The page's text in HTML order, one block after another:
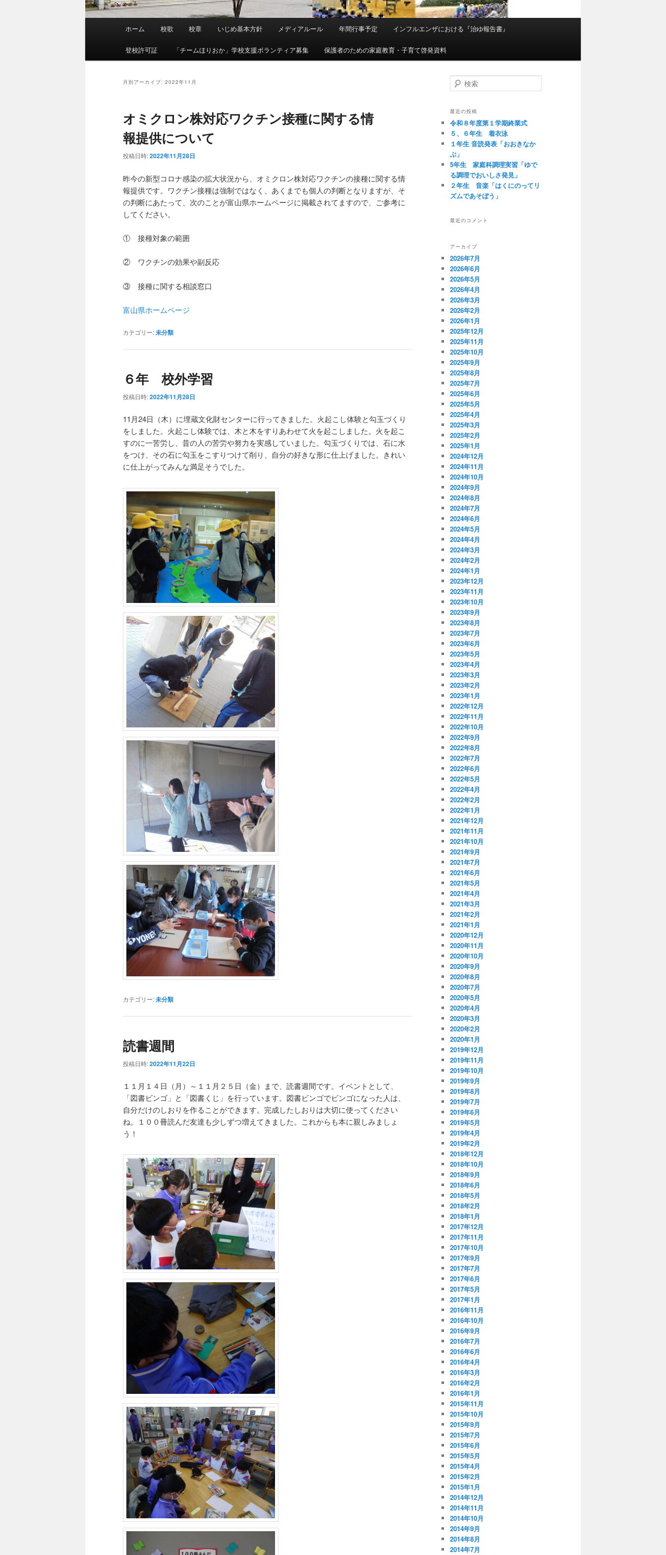
メ
ホーム 校歌 校章 いじめ基本方針 メディアルール 年間行事予定 インフルエンザにおける『治ゆ報告書』
登校許可証 「チームほりおか」学校支援ボランティア募集 保護者のための家庭教育・子育て啓発資料
月別アーカイブ: 2022年11月
オミクロン株対応ワクチン接種に関する情
報提供について
投稿日時:2022年11月28日
昨今の新型コロナ感染の拡大状況から、オミクロン株対応ワクチンの接種に関する情
報提供です。ワクチン接種は強制ではなく、あくまでも個人の判断となりますが、そ
の判断にあたって、次のことが富山県ホームページに掲載されてますので、ご参考に
してください。
① 接種対象の範囲
② ワクチンの効果や副反応
③ 接種に関する相談窓口
富山県ホームページ
カテゴリー:未分類
６年 校外学習
投稿日時:2022年11月28日
11月24日（木）に埋蔵文化財センターに行ってきました。火起こし体験と勾玉づくり
をしました。火起こし体験では、木と木をすりあわせて火を起こしました。火を起こ
すのに一苦労し、昔の人の苦労や努力を実感していました。勾玉づくりでは、石に水
をつけ、その石に勾玉をこすりつけて削り、自分の好きな形に仕上げました。きれい
に仕上がってみんな満足そうでした。
カテゴリー:未分類
読書週間
投稿日時:2022年11月22日
１１月１４日（月）～１１月２５日（金）まで、読書週間です。イベントとして、
「図書ビンゴ」と「図書くじ」を行っています。図書ビンゴでビンゴになった人は、
自分だけのしおりを作ることができます。完成したしおりは大切に使ってください
ね。１００冊読んだ友達も少しずつ増えてきました。これからも本に親しみましょ
う！
検
索
最近の投稿
令和８年度第１学期終業式
５、６年生 着衣泳
１年生 音読発表「おおきなか
ぶ」
5年生 家庭科調理実習「ゆで
る調理でおいしさ発見」
２年生 音楽「はくにのってリ
ズムであそぼう」
最近のコメント
アーカイブ
2026年7月
2026年6月
2026年5月
2026年4月
2026年3月
2026年2月
2026年1月
2025年12月
2025年11月
2025年10月
2025年9月
2025年8月
2025年7月
2025年6月
2025年5月
2025年4月
2025年3月
2025年2月
2025年1月
2024年12月
2024年11月
2024年10月
2024年9月
2024年8月
2024年7月
2024年6月
2024年5月
2024年4月
2024年3月
2024年2月
2024年1月
2023年12月
2023年11月
2023年10月
2023年9月
2023年8月
2023年7月
2023年6月
2023年5月
2023年4月
2023年3月
2023年2月
2023年1月
2022年12月
2022年11月
2022年10月
2022年9月
2022年8月
2022年7月
2022年6月
2022年5月
2022年4月
2022年2月
2022年1月
2021年12月
2021年11月
2021年10月
2021年9月
2021年7月
2021年6月
2021年5月
2021年4月
2021年3月
2021年2月
2021年1月
2020年12月
2020年11月
2020年10月
2020年9月
2020年8月
2020年7月
2020年5月
2020年4月
2020年3月
2020年2月
2020年1月
2019年12月
2019年11月
2019年10月
2019年9月
2019年8月
2019年7月
2019年6月
2019年5月
2019年4月
2019年2月
2018年12月
2018年10月
2018年9月
2018年6月
2018年5月
2018年2月
2018年1月
2017年12月
2017年11月
2017年10月
2017年9月
2017年7月
2017年6月
2017年5月
2017年1月
2016年11月
2016年10月
2016年9月
2016年7月
2016年6月
2016年4月
2016年3月
2016年2月
2016年1月
2015年11月
2015年10月
2015年9月
2015年7月
2015年6月
2015年5月
2015年4月
2015年2月
2015年1月
2014年12月
2014年11月
2014年10月
2014年9月
2014年8月
2014年7月